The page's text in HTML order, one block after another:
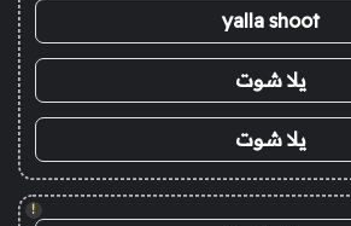
yalla shoot
يلا شوت
يلا شوت
!